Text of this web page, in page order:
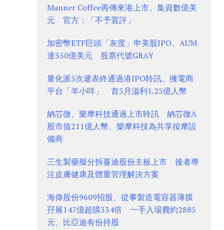
Manner Coffee再傳來港上市、集資數億美
元 官方：「不予置評」
加密幣ETF巨頭「灰度」申美股IPO、AUM
達350億美元 股票代號GRAY
量化派5次遞表終通過港IPO聆訊、擁電商
平台「羊小咩」 首5月溢利1.25億人幣
納芯微、樂摩科技通過上市聆訊 納芯微A
股市值211億人幣、樂摩科技為共享按摩設
備商
三生製藥擬分拆蔓迪股份主板上市 後者專
注皮膚健康及體重管理解決方案
海偉股份9609招股、從事製造電容器薄膜
孖展147億超購334倍 一手入場費約2885
元、比亞迪有份持股